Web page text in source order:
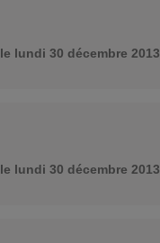
le lundi 30 décembre 2013
le lundi 30 décembre 2013